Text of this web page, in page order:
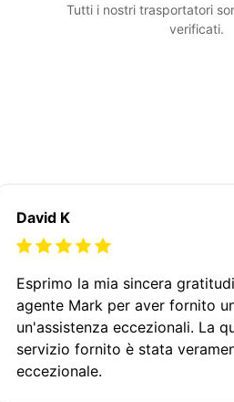
Tutti i nostri trasportatori
verificati.
David K
Esprimo la mia sincera
agente Mark per aver fornito
un'assistenza eccezionali. La
servizio fornito è stata
eccezionale.